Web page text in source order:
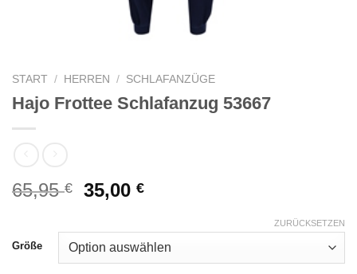
START / HERREN / SCHLAFANZÜGE
Hajo Frottee Schlafanzug 53667
65,95€
Ursprünglicher
war:
65,95 €
35,00€Aktueller
ist:
35,00 €.
Größe
ZURÜCKSETZEN